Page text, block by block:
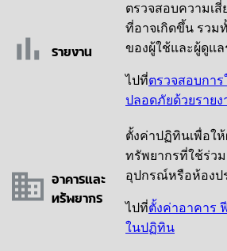
รายงาน
ตรวจสอบความเ
ที่อาจเกิดขึ้น รวม
ของผู้ใช้และผู้ดูแล
ไปที่ตรวจสอบกา
ปลอดภัยด้วยรายง
อาคารและ
ทรัพยากร
ตั้งค่าปฏิทินเพื่อใ
ทรัพยากรที่ใช้ร่ว
อุปกรณ์หรือห้องป
ไปที่ตั้งค่าอาคาร
ในปฏิทิน